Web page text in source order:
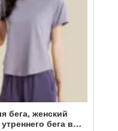
бега, женский
бега в